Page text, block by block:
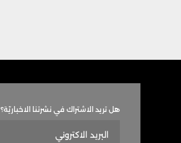
هل تريد الاشتراك في نشرتنا الاخباريّة؟